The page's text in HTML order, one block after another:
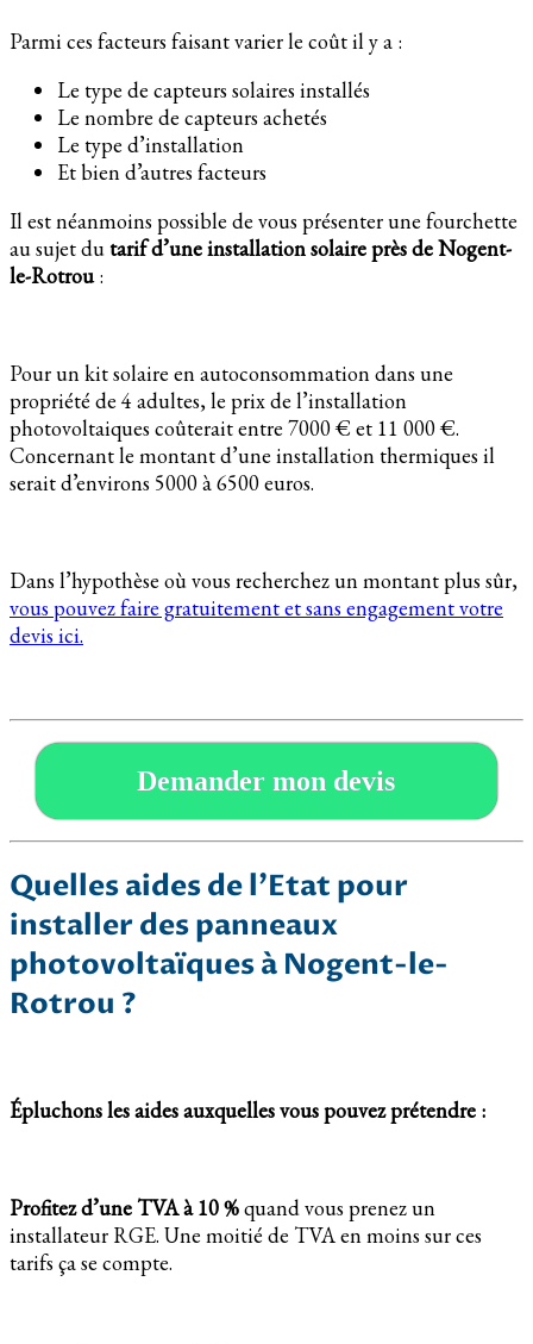
Parmi ces facteurs faisant varier le coût il y a :
Le type de capteurs solaires installés
Le nombre de capteurs achetés
Le type d’installation
Et bien d’autres facteurs
Il est néanmoins possible de vous présenter une fourchette
au sujet dutarif d’une installation solaire près de Nogent-
le-Rotrou:
Pour un kit solaire en autoconsommation dans une
propriété de 4 adultes, le prix de l’installation
photovoltaiques coûterait entre 7000 € et 11 000 €.
Concernant le montant d’une installation thermiques il
serait d’environs 5000 à 6500 euros.
Dans l’hypothèse où vous recherchez un montant plus sûr,
vous pouvez faire gratuitement et sans engagement votre
devis ici.
Demander mon devis
Quelles aides de l’Etat pour
installer des panneaux
photovoltaïques à Nogent-le-
Rotrou ?
Épluchons les aides auxquelles vous pouvez prétendre :
Profitez d’une TVA à 10 %quand vous prenez un
installateur RGE. Une moitié de TVA en moins sur ces
tarifs ça se compte.